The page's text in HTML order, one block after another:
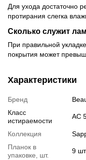
Для ухода достаточно
протирания слегка
Сколько служит
При правильной
покрытия может
Характеристики
Бренд
Класс
истираемости
АС
Коллекция
Планок в
упаковке, шт.
9 шт